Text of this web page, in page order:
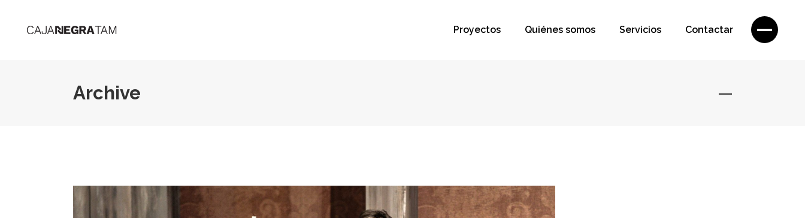
Proyectos Quiénes somos Servicios Contactar
Archive